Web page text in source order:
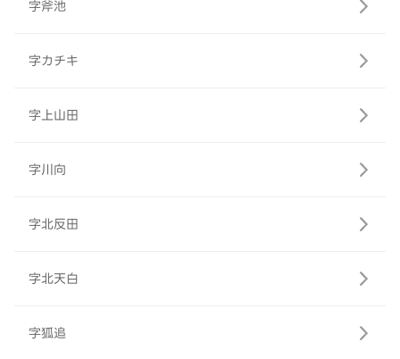
字斧池
字カチキ
字上山田
字川向
字北反田
字北天白
字狐追